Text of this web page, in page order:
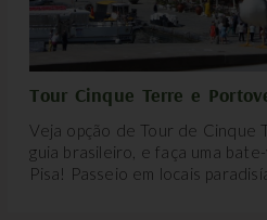
Tour Cinque Terre e
Veja opção de Tour de Cinque
guia brasileiro, e faça uma
Pisa! Passeio em locais